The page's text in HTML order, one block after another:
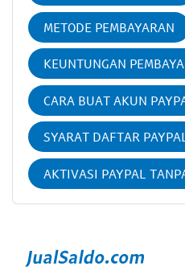
METODE PEMBAYARAN
KEUNTUNGAN
CARA BUAT AKUN
SYARAT DAFTAR
AKTIVASI PAYPAL